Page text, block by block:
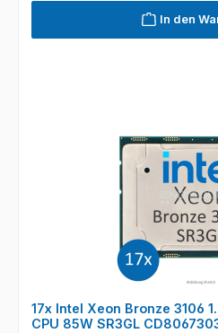
In den
17x Intel Xeon Bronze 3106
CPU 85W SR3GL